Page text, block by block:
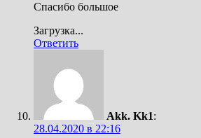
Спасибо большое
Загрузка...
Ответить
Akk. Kk1:
28.04.2020 в 22:16